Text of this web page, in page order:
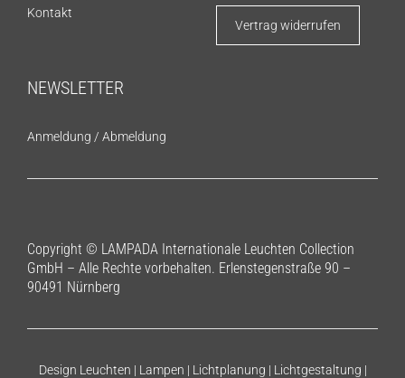
Kontakt
Vertrag widerrufen
NEWSLETTER
Anmeldung / Abmeldung
Copyright © LAMPADA Internationale Leuchten Collection
GmbH – Alle Rechte vorbehalten. Erlenstegenstraße 90 –
90491 Nürnberg
Design Leuchten | Lampen | Lichtplanung | Lichtgestaltung |